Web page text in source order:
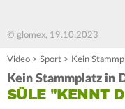
© glomex, 19.10.2023
Video > Sport > Kein
Kein Stammplatz in
SÜLE "KENNT